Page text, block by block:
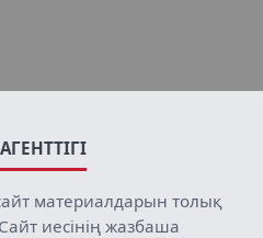
материалдарын толық
иесінің жазбаша